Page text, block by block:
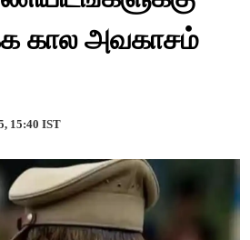
கால அவகாசம்
15:40 IST